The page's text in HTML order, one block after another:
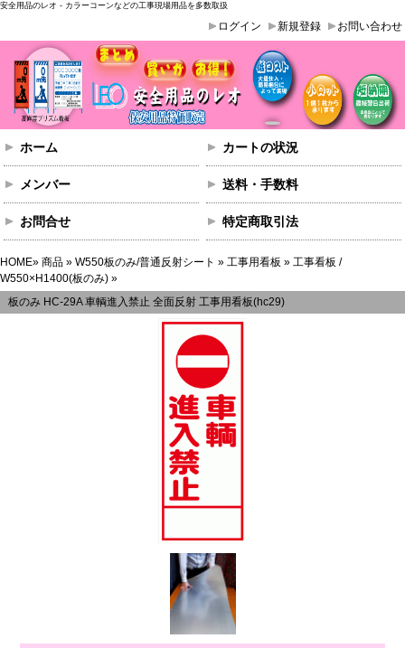
安全用品のレオ - カラーコーンなどの工事現場用品を多数取扱
お問い合わせ
新規登録
ログイン
ホーム カートの状況
メンバー 送料・手数料
お問合せ 特定商取引法
HOME» 商品 » W550板のみ/普通反射シート » 工事用看板 » 工事看板 /
W550×H1400(板のみ) »
板のみ HC-29A 車輌進入禁止 全面反射 工事用看板(hc29)